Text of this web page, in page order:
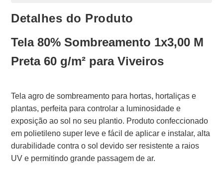
Detalhes do Produto
Tela 80% Sombreamento 1x3,00 M
Preta 60 g/m² para Viveiros
Tela agro de sombreamento para hortas, hortaliças e
plantas, perfeita para controlar a luminosidade e
exposição ao sol no seu plantio. Produto confeccionado
em polietileno super leve e fácil de aplicar e instalar, alta
durabilidade contra o sol devido ser resistente a raios
UV e permitindo grande passagem de ar.